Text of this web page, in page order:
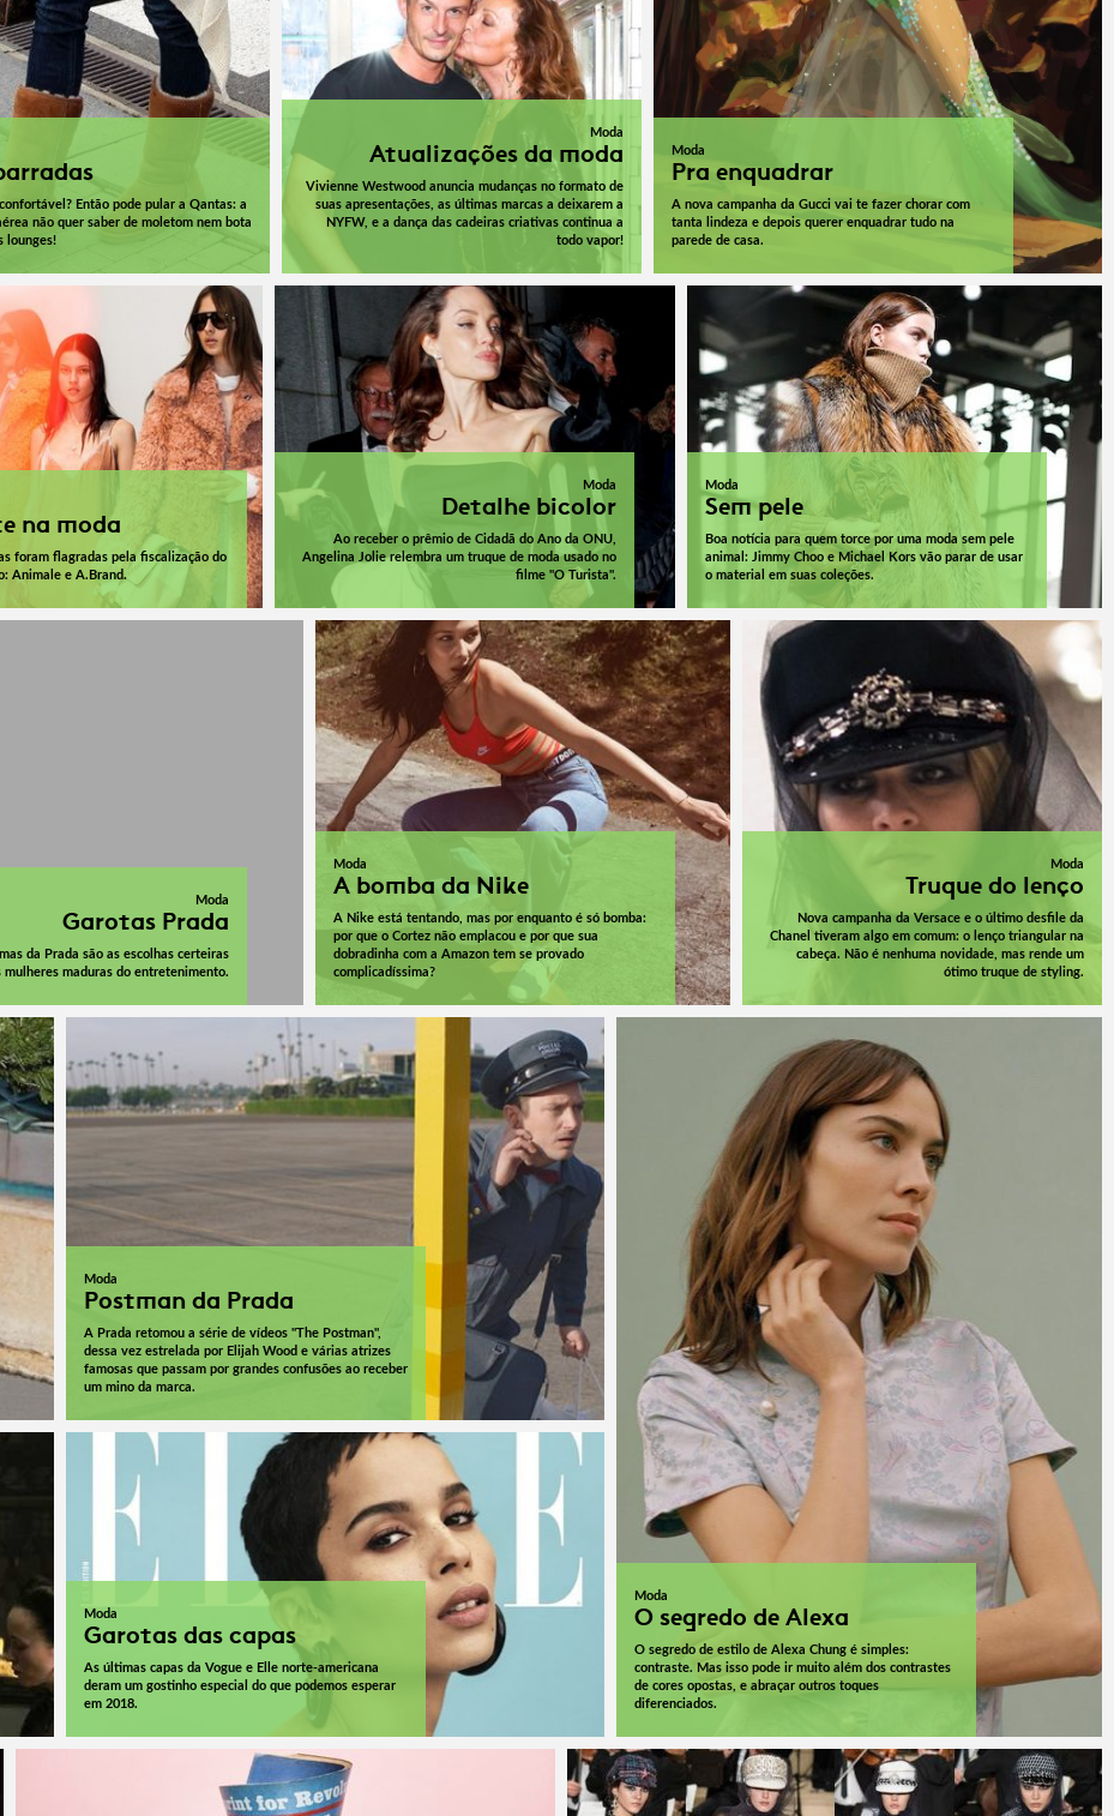
Então pode pular a Qantas: a
não quer saber de moletom nem bota
lounges!
Moda
Atualizações da moda
Vivienne Westwood anuncia mudanças no formato de
suas apresentações, as últimas marcas a deixarem a
NYFW, e a dança das cadeiras criativas continua a
todo vapor!
Moda
Pra enquadrar
A nova campanha da Gucci vai te fazer chorar com
tanta lindeza e depois querer enquadrar tudo na
parede de casa.
na moda
foram flagradas pela fiscalização do
Animale e A.Brand.
Moda
Detalhe bicolor
Ao receber o prêmio de Cidadã do Ano da ONU,
Angelina Jolie relembra um truque de moda usado no
filme "O Turista".
Moda
Sem pele
Boa notícia para quem torce por uma moda sem pele
animal: Jimmy Choo e Michael Kors vão parar de usar
o material em suas coleções.
Moda
Garotas Prada
da Prada são as escolhas certeiras
mulheres maduras do entretenimento.
Moda
A bomba da Nike
A Nike está tentando, mas por enquanto é só bomba:
por que o Cortez não emplacou e por que sua
dobradinha com a Amazon tem se provado
complicadíssima?
Moda
Truque do lenço
Nova campanha da Versace e o último desfile da
Chanel tiveram algo em comum: o lenço triangular na
cabeça. Não é nenhuma novidade, mas rende um
ótimo truque de styling.
Moda
Postman da Prada
A Prada retomou a série de vídeos "The Postman",
dessa vez estrelada por Elijah Wood e várias atrizes
famosas que passam por grandes confusões ao receber
um mino da marca.
Moda
Garotas das capas
As últimas capas da Vogue e Elle norte-americana
deram um gostinho especial do que podemos esperar
em 2018.
Moda
O segredo de Alexa
O segredo de estilo de Alexa Chung é simples:
contraste. Mas isso pode ir muito além dos contrastes
de cores opostas, e abraçar outros toques
diferenciados.